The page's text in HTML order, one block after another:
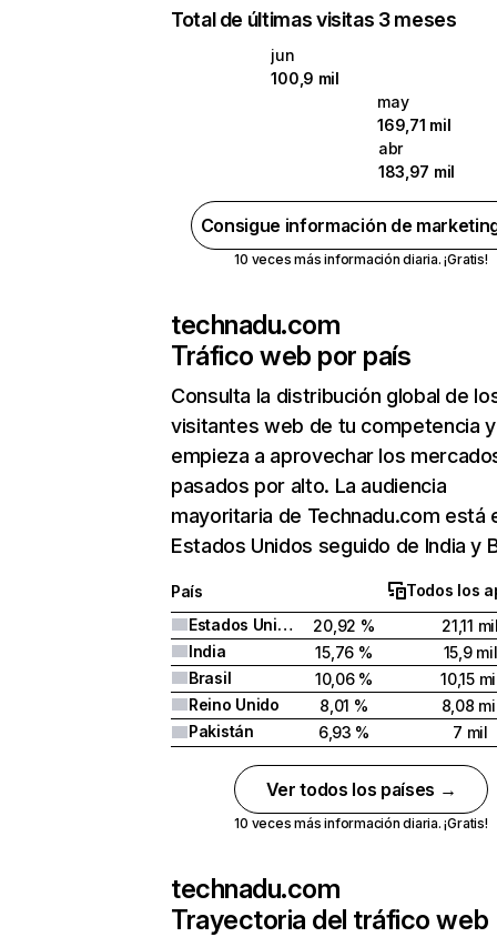
Total de últimas visitas 3 meses
jun
100,9 mil
may
169,71 mil
abr
183,97 mil
Consigue información de
10 veces más información diaria. ¡Gratis!
technadu.com
Tráfico web por país
Consulta la distribución global de
visitantes web de tu competencia y
empieza a aprovechar los
pasados por alto. La audiencia
mayoritaria de Technadu.com está
Estados Unidos seguido de India y
País
Todos los
Estados Unidos
20,92 %
21,11
India
15,76 %
15,9 mil
Brasil
10,06 %
10,15
Reino Unido
8,01 %
8,08
Pakistán
6,93 % 7 mil
Ver todos los países →
10 veces más información diaria. ¡Gratis!
technadu.com
Trayectoria del tráfico web